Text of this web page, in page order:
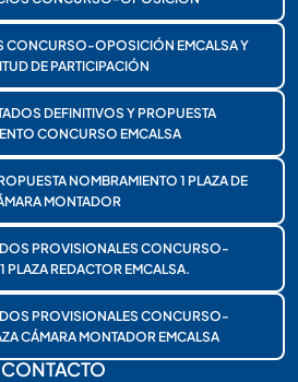
CONCURSO-OPOSICIÓN EMCALSA Y
DE PARTICIPACIÓN
DEFINITIVOS Y PROPUESTA
CONCURSO EMCALSA
NOMBRAMIENTO 1 PLAZA DE
MONTADOR
PROVISIONALES CONCURSO-
PLAZA REDACTOR EMCALSA.
PROVISIONALES CONCURSO-
CÁMARA MONTADOR EMCALSA
CONTACTO